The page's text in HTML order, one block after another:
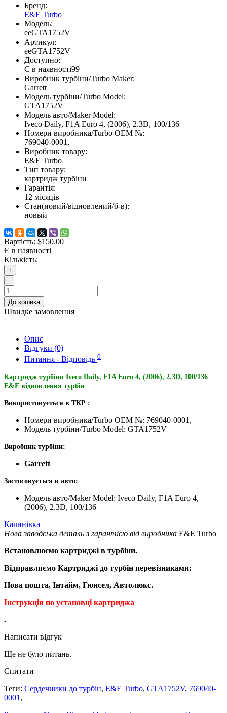
Бренд:
E&E Turbo
Модель:
eeGTA1752V
Артикул:
eeGTA1752V
Доступно:
Є в наявності99
Виробник турбіни/Turbo Maker:
Garrett
Модель турбіни/Turbo Model:
GTA1752V
Модель авто/Maker Model:
Iveco Daily, F1A Euro 4, (2006), 2.3D, 100/136
Номери виробника/Turbo OEM №:
769040-0001,
Виробник товару:
E&E Turbo
Тип товару:
картридж турбіни
Гарантія:
12 місяців
Стан(новий/відновлений/б-в):
новый
Вартість: $150.00
Є в наявності
Кількість:
+
-
До кошика
Швидке замовлення
Опис
Відгуки (0)
Питання - Відповідь 0
Картридж турбіни Iveco Daily, F1A Euro 4, (2006), 2.3D, 100/136
E&E відновлення турбін
Використовується в ТКР :
Номери виробника/Turbo OEM №: 769040-0001,
Модель турбіни/Turbo Model: GTA1752V
Виробник турбіни:
Garrett
Застосовується в авто:
Модель авто/Maker Model: Iveco Daily, F1A Euro 4,
(2006), 2.3D, 100/136
Калинівка
Нова заводська деталь з гарантією від виробника E&E Turbo
Встановлюємо картриджі в турбіни.
Відправляємо Картриджі до турбін перевізниками:
Нова пошта, Інтайм, Гюнсел, Автолюкс.
Інструкція по установці картриджа
.
Написати відгук
Ще не було питань.
Спитати
Теги: Сердечники до турбін, E&E Turbo, GTA1752V, 769040-
0001 ,